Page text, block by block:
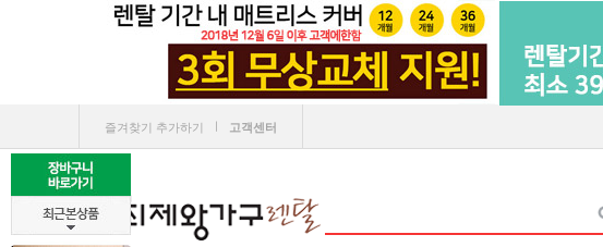
즐겨찾기 추가하기 ㅣ 고객센터